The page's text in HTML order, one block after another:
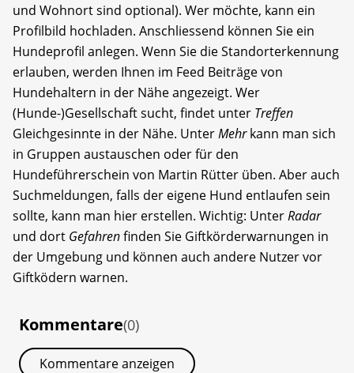
und Wohnort sind optional). Wer möchte, kann ein
Profilbild hochladen. Anschliessend können Sie ein
Hundeprofil anlegen. Wenn Sie die Standorterkennung
erlauben, werden Ihnen im Feed Beiträge von
Hundehaltern in der Nähe angezeigt. Wer
(Hunde-)Gesellschaft sucht, findet unter Treffen
Gleichgesinnte in der Nähe. UnterMehrkann man sich
in Gruppen austauschen oder für den
Hundeführerschein von Martin Rütter üben. Aber auch
Suchmeldungen, falls der eigene Hund entlaufen sein
sollte, kann man hier erstellen. Wichtig: UnterRadar
und dort Gefahrenfinden Sie Giftkörderwarnungen in
der Umgebung und können auch andere Nutzer vor
Giftködern warnen.
Kommentare(0)
Kommentare anzeigen